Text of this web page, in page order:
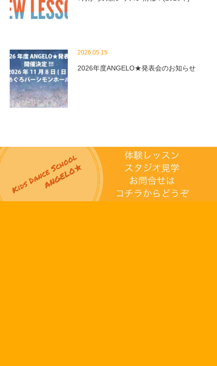
2026.05.15
2026年度ANGELO★発表会のお知らせ